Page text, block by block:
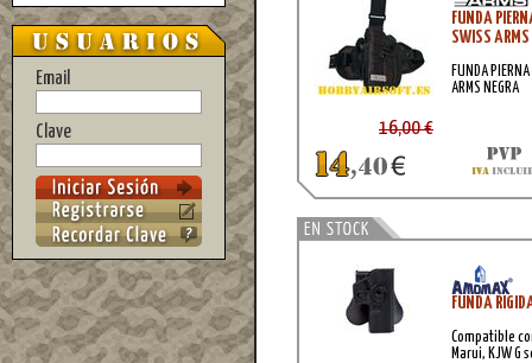
FUNDA
SWISS ARMS
FUNDA
ARMS NEGRA
16,00 €
FUNDA
Compatible
Marui, KJW G
Email
Clave